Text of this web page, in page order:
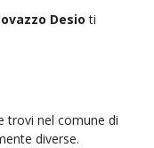
Desio ti
trovi nel comune di
diverse.